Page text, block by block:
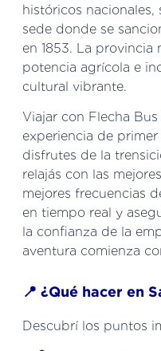
históricos
sede donde se
en 1853. La provincia
potencia agrícola e
cultural vibrante.
Viajar con Flecha
experiencia de
disfrutes de la
relajás con las
mejores frecuencias
en tiempo real y
la confianza de la
aventura comienza
📍 ¿Qué hacer en
Descubrí los puntos